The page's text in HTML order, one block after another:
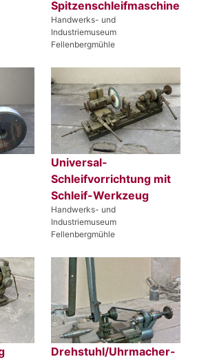
Spitzenschleifmaschine
Handwerks- und
Industriemuseum
Fellenbergmühle
Universal-
Schleifvorrichtung mit
Schleif-Werkzeug
Handwerks- und
Industriemuseum
Fellenbergmühle
Drehstuhl/Uhrmacher-